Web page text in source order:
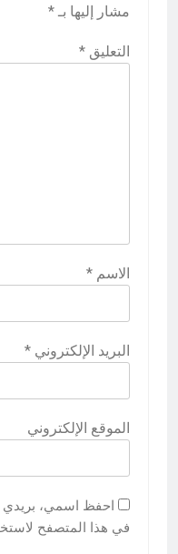
مشار إليها بـ *
التعليق *
الاسم *
البريد الإلكتروني *
الموقع الإلكتروني
احفظ اسمي، بريدي
في هذا المتصفح